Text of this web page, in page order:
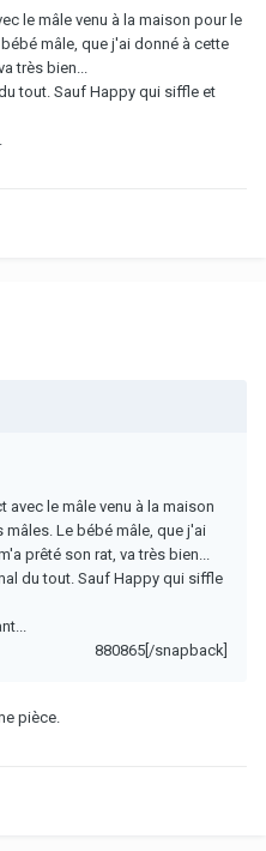
le mâle venu à la maison pour le
mâle, que j'ai donné à cette
très bien...
tout. Sauf Happy qui siffle et
le mâle venu à la maison
Le bébé mâle, que j'ai
prêté son rat, va très bien...
du tout. Sauf Happy qui siffle
880865[/snapback]
pièce.